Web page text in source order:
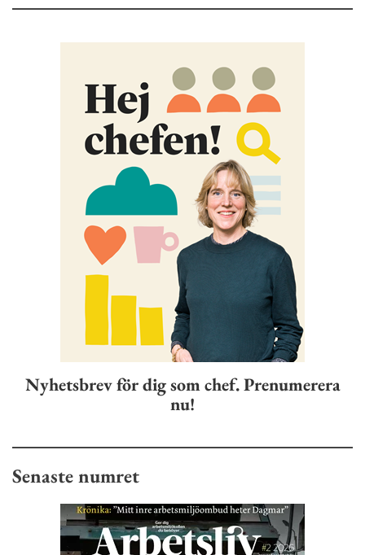
Nyhetsbrev för dig som chef. Prenumerera
nu!
Senaste numret